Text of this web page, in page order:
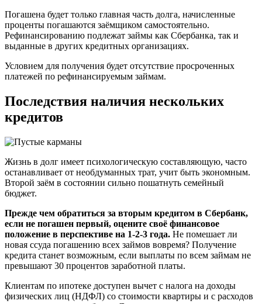
Погашена будет только главная часть долга, начисленные
проценты погашаются заёмщиком самостоятельно.
Рефинансированию подлежат займы как Сбербанка, так и
выданные в других кредитных организациях.
Условием для получения будет отсутствие просроченных
платежей по рефинансируемым займам.
Последствия наличия нескольких
кредитов
Жизнь в долг имеет психологическую составляющую, часто
останавливает от необдуманных трат, учит быть экономным.
Второй заём в состоянии сильно пошатнуть семейный
бюджет.
Прежде чем обратиться за вторым кредитом в Сбербанк,
если не погашен первый, оцените своё финансовое
положение в перспективе на 1-2-3 года. Не помешает ли
новая ссуда погашению всех займов вовремя? Получение
кредита станет возможным, если выплаты по всем займам не
превышают 30 процентов заработной платы.
Клиентам по ипотеке доступен вычет с налога на доходы
физических лиц (НДФЛ) со стоимости квартиры и с расходов